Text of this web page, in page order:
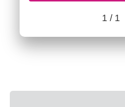
1 / 1
Benefits content with
Benefits section contains member